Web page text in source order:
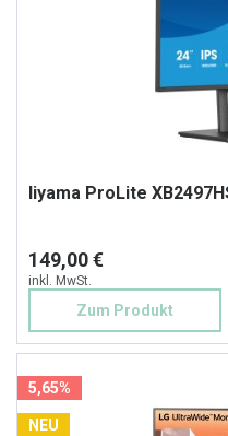
Iiyama ProLite
149,00 €
inkl. MwSt.
Zum Produkt
5,65%
NEU